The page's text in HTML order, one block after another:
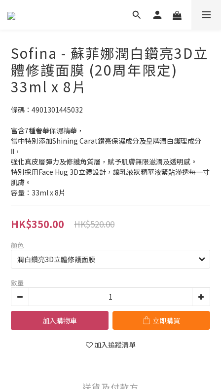
Sofina - 蘇菲娜潤白鑽亮3D立
體修護面膜 (20周年限定)
33ml x 8片
條碼：4901301445032
富含7種奢華保濕精華，
當中特別添加Shining Carat鑽亮保濕成分及皇牌潤白護理成分
Ⅱ，
強化真皮層彈力及修護角質層，賦予肌膚無限滋潤及透明感。
特別採用Face Hug 3D立體設計，讓乳液狀精華液緊貼滲透每一寸
肌膚。
容量：33ml x 8片
HK$350.00 HK$520.00
顏色
數量
加入購物車 立即購買
加入追蹤清單